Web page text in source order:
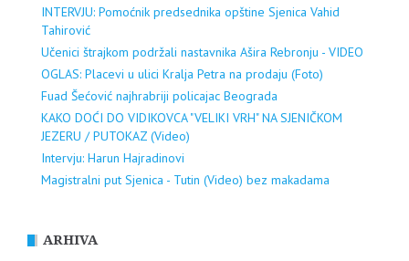
INTERVJU: Pomoćnik predsednika opštine Sjenica Vahid
Tahirović
Učenici štrajkom podržali nastavnika Ašira Rebronju - VIDEO
OGLAS: Placevi u ulici Kralja Petra na prodaju (Foto)
Fuad Šećović najhrabriji policajac Beograda
KAKO DOĆI DO VIDIKOVCA "VELIKI VRH" NA SJENIČKOM
JEZERU / PUTOKAZ (Video)
Intervju: Harun Hajradinovi
Magistralni put Sjenica - Tutin (Video) bez makadama
ARHIVA